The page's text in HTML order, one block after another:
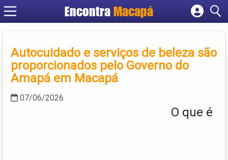
EncontraMacapá
Cadastrar empresa
Criar conta
Autocuidado e serviços de beleza são
proporcionados pelo Governo do
Amapá em Macapá
07/06/2026
O que é